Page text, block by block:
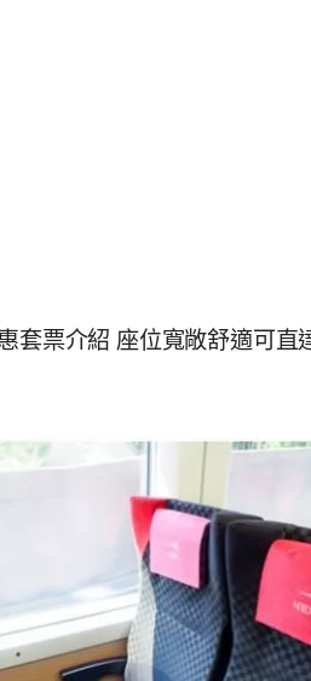
套票介紹 座位寬敞舒適可直